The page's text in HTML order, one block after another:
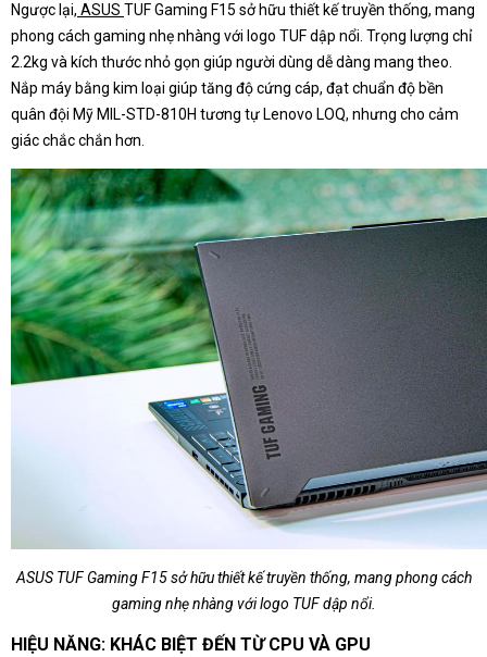
Ngược lại, ASUS TUF Gaming F15 sở hữu thiết kế truyền thống, mang
phong cách gaming nhẹ nhàng với logo TUF dập nổi. Trọng lượng chỉ
2.2kg và kích thước nhỏ gọn giúp người dùng dễ dàng mang theo.
Nắp máy bằng kim loại giúp tăng độ cứng cáp, đạt chuẩn độ bền
quân đội Mỹ MIL-STD-810H tương tự Lenovo LOQ, nhưng cho cảm
giác chắc chắn hơn.
ASUS TUF Gaming F15 sở hữu thiết kế truyền thống, mang phong cách
gaming nhẹ nhàng với logo TUF dập nổi.
HIỆU NĂNG: KHÁC BIỆT ĐẾN TỪ CPU VÀ GPU